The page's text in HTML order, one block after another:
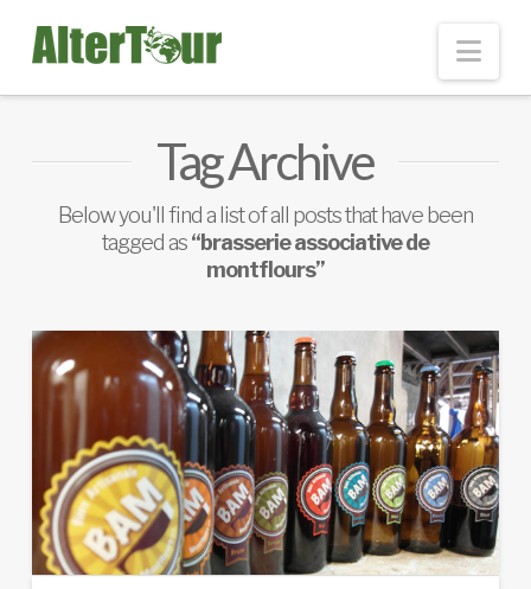
Tag Archive
Below you'll find a list of all posts that have been
tagged as“brasserie associative de
montflours”